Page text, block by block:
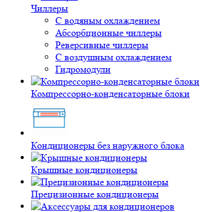
Чиллеры
С водяным охлаждением
Абсорбционные чиллеры
Реверсивные чиллеры
С воздушным охлаждением
Гидромодули
Компрессорно-конденсаторные блоки
Кондиционеры без наружного блока
Крышные кондиционеры
Прецизионные кондиционеры